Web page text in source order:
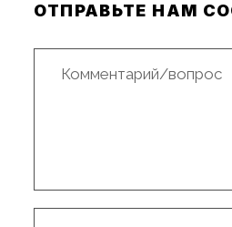
ОТПРАВЬТЕ НАМ